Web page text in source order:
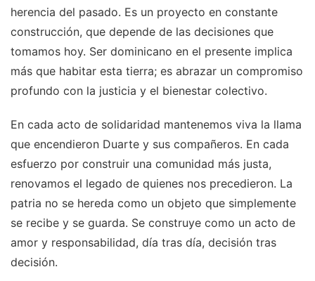
herencia del pasado. Es un proyecto en constante
construcción, que depende de las decisiones que
tomamos hoy. Ser dominicano en el presente implica
más que habitar esta tierra; es abrazar un compromiso
profundo con la justicia y el bienestar colectivo.
En cada acto de solidaridad mantenemos viva la llama
que encendieron Duarte y sus compañeros. En cada
esfuerzo por construir una comunidad más justa,
renovamos el legado de quienes nos precedieron. La
patria no se hereda como un objeto que simplemente
se recibe y se guarda. Se construye como un acto de
amor y responsabilidad, día tras día, decisión tras
decisión.